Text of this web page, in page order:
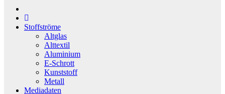
Stoffströme
Altglas
Alttextil
Aluminium
E-Schrott
Kunststoff
Metall
Mediadaten